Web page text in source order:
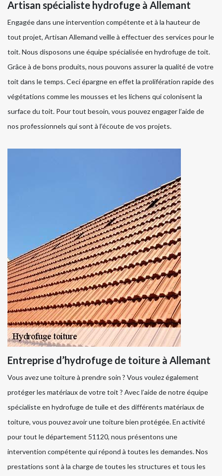
Artisan spécialiste hydrofuge à Allemant
Engagée dans une intervention compétente et à la hauteur de
tout projet, Artisan Allemand veille à effectuer des services pour le
toit. Nous disposons une équipe spécialisée en hydrofuge de toit.
Grâce à de bons produits, nous pouvons assurer la qualité de votre
toit dans le temps. Ceci épargne en effet la prolifération rapide des
végétations comme les mousses et les lichens qui colonisent la
surface du toit. Pour tout besoin, vous pouvez engager l’aide de
nos professionnels qui sont à l’écoute de vos projets.
Entreprise d’hydrofuge de toiture à Allemant
Vous avez une toiture à prendre soin ? Vous voulez également
protéger les matériaux de votre toit ? Avec l’aide de notre équipe
spécialiste en hydrofuge de tuile et des différents matériaux de
toiture, vous pouvez avoir une toiture bien protégée. En activité
pour tout le département 51120, nous présentons une
intervention compétente qui répond à toutes les demandes. Nos
prestations sont à la charge de toutes les structures et tous les